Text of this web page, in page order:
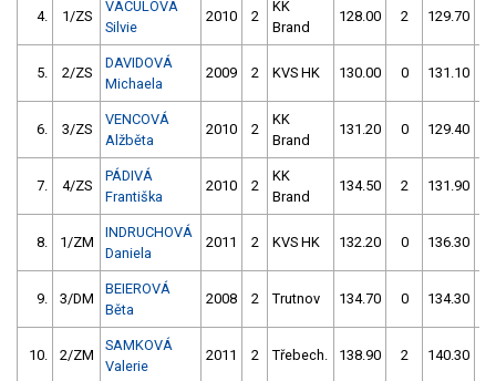
4. 1/ZS
VACULOVÁ
Silvie
2010 2
KK
Brand
128.00 2 129.70
5. 2/ZS
DAVIDOVÁ
Michaela
2009 2 KVS HK 130.00 0 131.10
6. 3/ZS
VENCOVÁ
Alžběta
2010 2
KK
Brand
131.20 0 129.40
7. 4/ZS
PÁDIVÁ
Františka
2010 2
KK
Brand
134.50 2 131.90
8. 1/ZM
INDRUCHOVÁ
Daniela
2011 2 KVS HK 132.20 0 136.30
9. 3/DM
BEIEROVÁ
Běta
2008 2 Trutnov 134.70 0 134.30
10. 2/ZM
SAMKOVÁ
Valerie
2011 2 Třebech. 138.90 2 140.30